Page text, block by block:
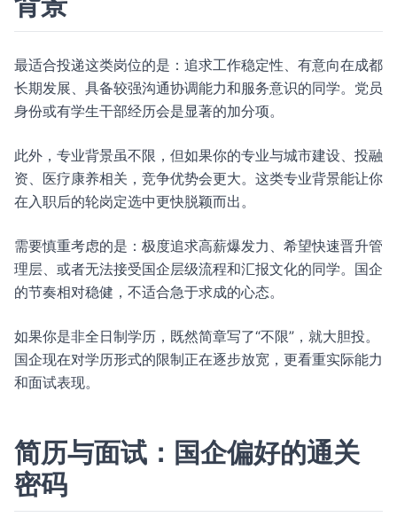
最适合投递这类岗位的是：追求工作稳定性、有意向在成都
长期发展、具备较强沟通协调能力和服务意识的同学。党员
身份或有学生干部经历会是显著的加分项。
此外，专业背景虽不限，但如果你的专业与城市建设、投融
资、医疗康养相关，竞争优势会更大。这类专业背景能让你
在入职后的轮岗定选中更快脱颖而出。
需要慎重考虑的是：极度追求高薪爆发力、希望快速晋升管
理层、或者无法接受国企层级流程和汇报文化的同学。国企
的节奏相对稳健，不适合急于求成的心态。
如果你是非全日制学历，既然简章写了“不限”，就大胆投。
国企现在对学历形式的限制正在逐步放宽，更看重实际能力
和面试表现。
简历与面试：国企偏好的通关
密码